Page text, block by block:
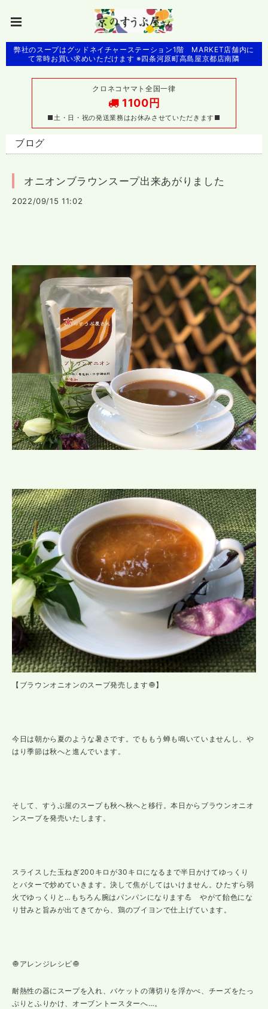
弊社のスープはグッドネイチャーステーション1階 MARKET店舗内に
て常時お買い求めいただけます ※四条河原町高島屋京都店南隣
クロネコヤマト全国一律
1100円
■土・日・祝の発送業務はお休みさせていただきます■
ブログ
オニオンブラウンスープ出来あがりました
2022/09/15 11:02
【ブラウンオニオンのスープ発売します🧅】
今日は朝から夏のような暑さです。でももう蝉も鳴いていませんし、や
はり季節は秋へと進んでいます。
そして、すうぷ屋のスープも秋へ秋へと移行。本日からブラウンオニオ
ンスープを発売いたします。
スライスした玉ねぎ200キロが30キロになるまで半日かけてゆっくり
とバターで炒めていきます。決して焦がしてはいけません。ひたすら弱
火でゆっくりと…もちろん腕はパンパンになります💪 やがて飴色にな
り甘みと旨みが出てきてから、鶏のブイヨンで仕上げています。
🧅アレンジレシピ🧅
耐熱性の器にスープを入れ、バケットの薄切りを浮かべ、チーズをたっ
ぷりとふりかけ、オーブントースターへ…。